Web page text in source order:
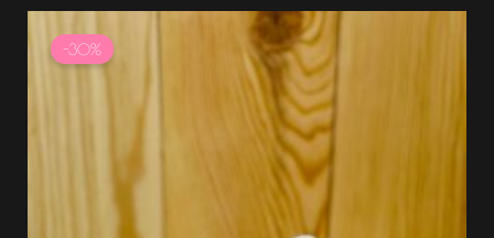
-30%
prix
initial